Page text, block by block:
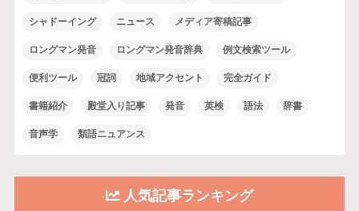
シャドーイング ニュース メディア寄稿記事
ロングマン発音 ロングマン発音辞典 例文検索ツール
便利ツール 冠詞 地域アクセント 完全ガイド
書籍紹介 殿堂入り記事 発音 英検 語法 辞書
音声学 類語ニュアンス
人気記事ランキング